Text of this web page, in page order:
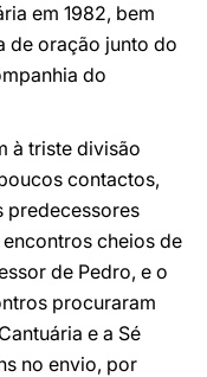
em 1982, bem
de oração junto do
do
à triste divisão
contactos,
predecessores
cheios de
de Pedro, e o
procuraram
e a Sé
no envio, por